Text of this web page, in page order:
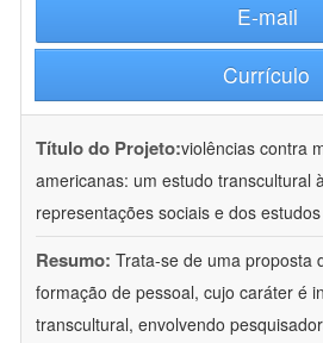
E-mail
Currículo
Título do Projeto:violências contra
americanas: um estudo transcultural
representações sociais e dos
Resumo: Trata-se de uma proposta
formação de pessoal, cujo caráter é
transcultural, envolvendo